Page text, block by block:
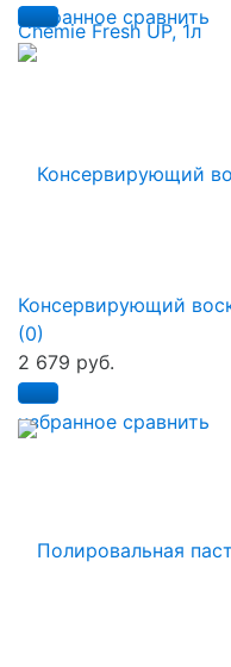
избранное сравнить
избранное сравнить
Консервирующий
(0)
2 679 руб.